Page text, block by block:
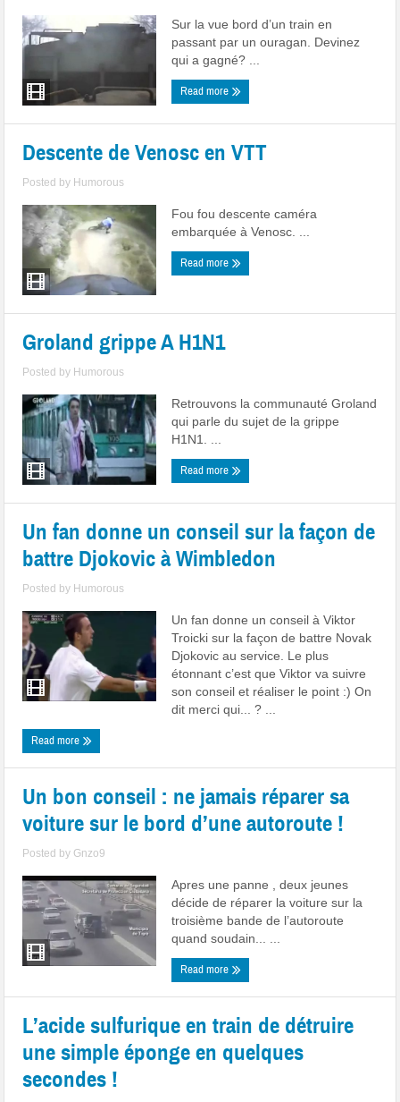
Sur la vue bord d’un train en
passant par un ouragan. Devinez
qui a gagné? ...
Read more
Descente de Venosc en VTT
Posted by Humorous
Fou fou descente caméra
embarquée à Venosc. ...
Read more
Groland grippe A H1N1
Posted by Humorous
Retrouvons la communauté Groland
qui parle du sujet de la grippe
H1N1. ...
Read more
Un fan donne un conseil sur la façon de
battre Djokovic à Wimbledon
Posted by Humorous
Un fan donne un conseil à Viktor
Troicki sur la façon de battre Novak
Djokovic au service. Le plus
étonnant c’est que Viktor va suivre
son conseil et réaliser le point :) On
dit merci qui... ? ...
Read more
Un bon conseil : ne jamais réparer sa
voiture sur le bord d’une autoroute !
Posted by Gnzo9
Apres une panne , deux jeunes
décide de réparer la voiture sur la
troisième bande de l’autoroute
quand soudain... ...
Read more
L’acide sulfurique en train de détruire
une simple éponge en quelques
secondes !